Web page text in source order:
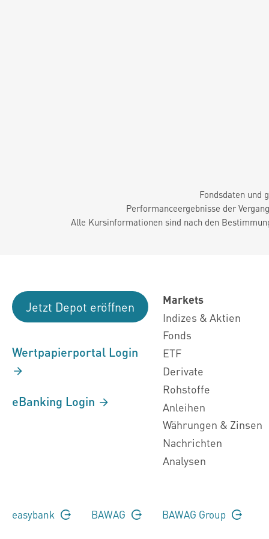
Fondsdaten und
Performanceergebnisse der
Alle Kursinformationen sind nach den
Jetzt Depot eröffnen
Wertpapierportal Login
eBanking Login
Markets
Indizes & Aktien
Fonds
ETF
Derivate
Rohstoffe
Anleihen
Währungen & Zinsen
Nachrichten
Analysen
easybank BAWAG BAWAG Group